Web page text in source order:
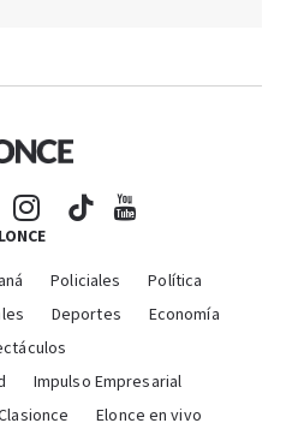
Policiales
Política
Deportes
Economía
Impulso Empresarial
Elonce en vivo